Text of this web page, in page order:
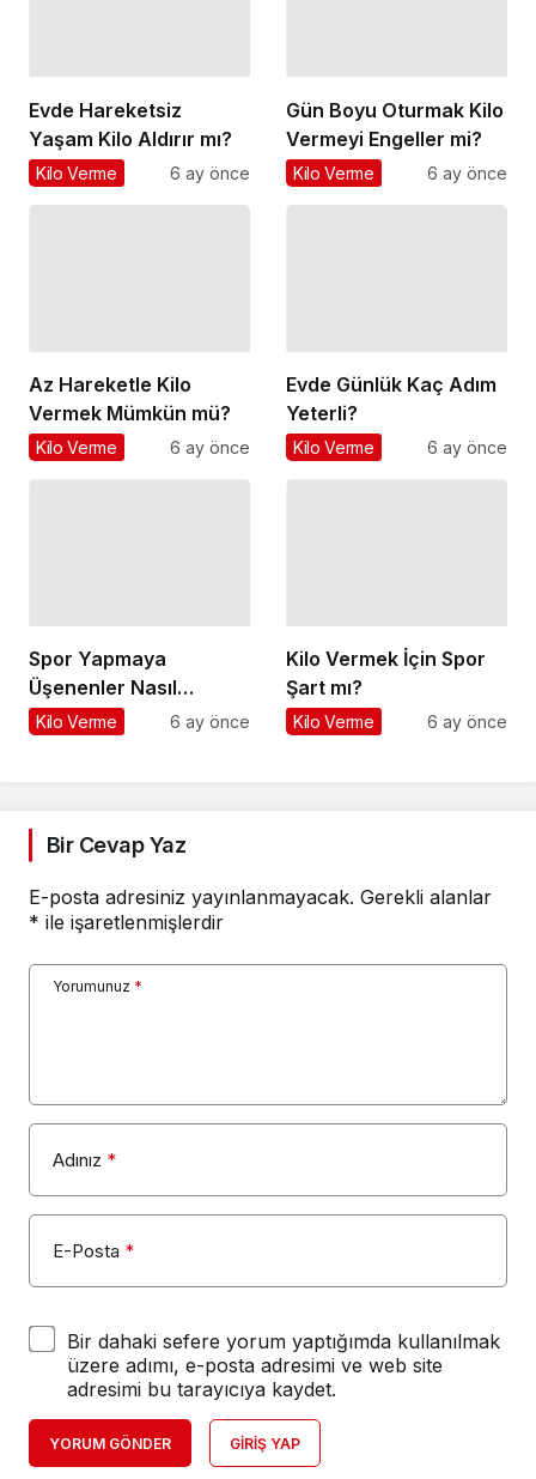
Evde Hareketsiz
Yaşam Kilo Aldırır mı?
Kilo Verme 6 ay önce
Gün Boyu Oturmak Kilo
Vermeyi Engeller mi?
Kilo Verme 6 ay önce
Az Hareketle Kilo
Vermek Mümkün mü?
Kilo Verme 6 ay önce
Evde Günlük Kaç Adım
Yeterli?
Kilo Verme 6 ay önce
Spor Yapmaya
Üşenenler Nasıl
Zayıflar?
Kilo Verme 6 ay önce
Kilo Vermek İçin Spor
Şart mı?
Kilo Verme 6 ay önce
Bir Cevap Yaz
E-posta adresiniz yayınlanmayacak. Gerekli alanlar
* ile işaretlenmişlerdir
Yorumunuz *
Adınız *
E-Posta *
Bir dahaki sefere yorum yaptığımda kullanılmak
üzere adımı, e-posta adresimi ve web site
adresimi bu tarayıcıya kaydet.
YORUM GÖNDER GIRIŞ YAP